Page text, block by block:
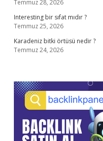
Temmuz 28, 2026
Interesting bir sıfat mıdır ?
Temmuz 25, 2026
Karadeniz bitki örtüsü nedir ?
Temmuz 24, 2026